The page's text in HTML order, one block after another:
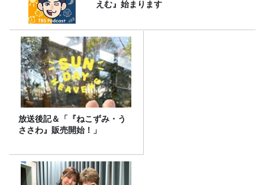
えむ』始まります
放送後記＆「『ねこずみ・う
ささわ』販売開始！」